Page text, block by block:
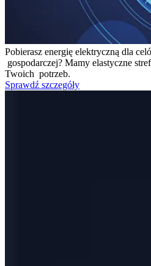
Pobierasz energię elektryczną dla
gospodarczej? Mamy elastyczne
Twoich potrzeb.
Sprawdź szczegóły